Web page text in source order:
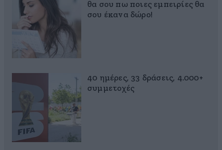
θα σου πω ποιες εμπειρίες θα
σου έκανα δώρο!
40 ημέρες, 33 δράσεις, 4.000+
συμμετοχές